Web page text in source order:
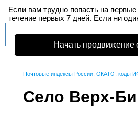
Если вам трудно попасть на
течение первых 7 дней. Если ни
Начать продвижение
Почтовые индексы России, ОКАТО, коды
Село Верх-